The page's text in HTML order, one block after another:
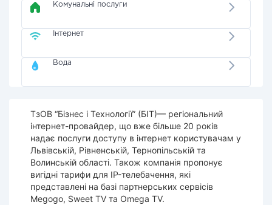
Комунальні послуги
Інтернет
Вода
ТзОВ “Бізнес і Технології” (БІТ)— регіональний
інтернет-провайдер, що вже більше 20 років
надає послуги доступу в інтернет користувачам у
Львівській, Рівненській, Тернопільській та
Волинській області. Також компанія пропонує
вигідні тарифи для IP-телебачення, які
представлені на базі партнерських сервісів
Megogo, Sweet TV та Omega TV.